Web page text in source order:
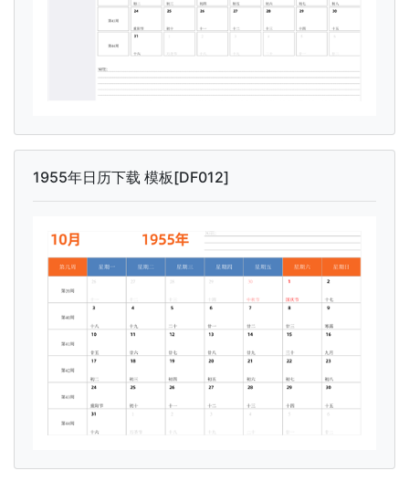
1955年日历下载 模板[DF012]